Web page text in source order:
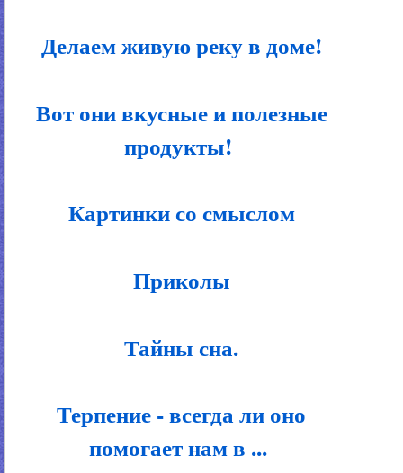
Делаем живую реку в доме!
Вот они вкусные и полезные
продукты!
Картинки со смыслом
Приколы
Тайны сна.
Терпение - всегда ли оно
помогает нам в ...